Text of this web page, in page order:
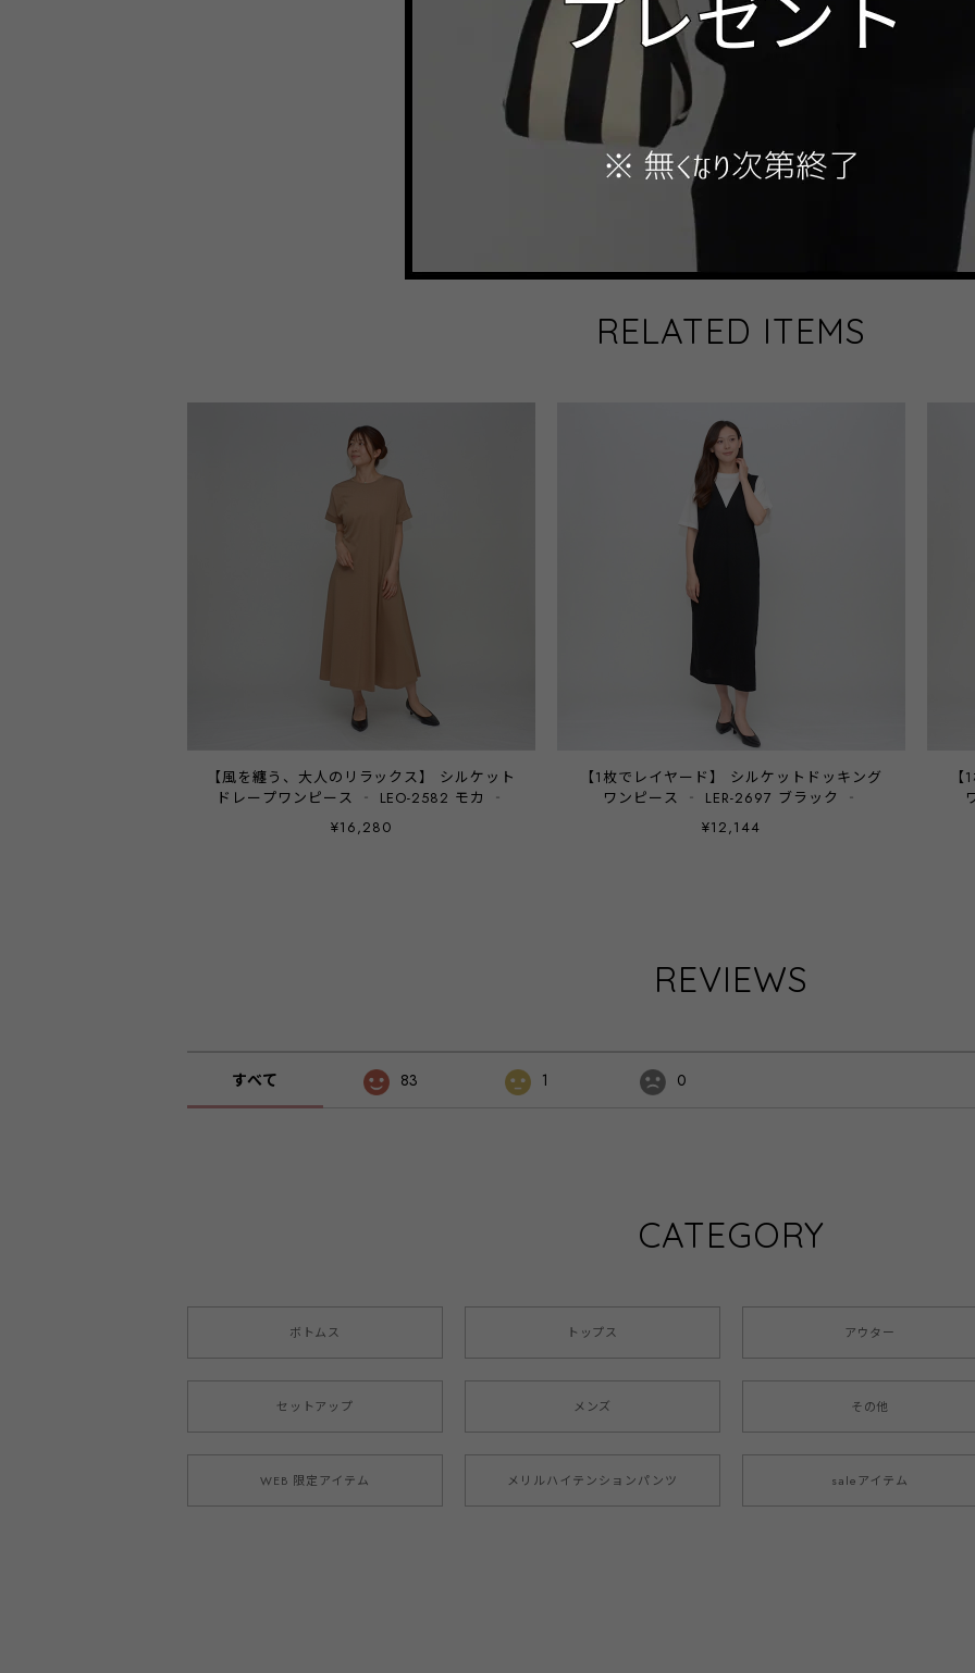
RELATED ITEMS
【風を纏う、大人のリラックス】 シルケット
ドレープワンピース ‐ LEO-2582 モカ ‐
¥16,280
【1枚でレイヤード】 シルケットドッキング
ワンピース ‐ LER-2697 ブラック ‐
¥12,144
【1
REVIEWS
すべて 83 1 0
CATEGORY
ボトムス トップス アウター
セットアップ メンズ その他
WEB 限定アイテム メリルハイテンションパンツ saleアイテム